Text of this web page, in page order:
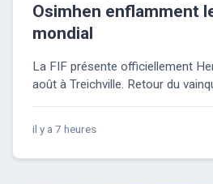
Osimhen enflamment
mondial
La FIF présente officiellement
août à Treichville. Retour du
il y a 7 heures